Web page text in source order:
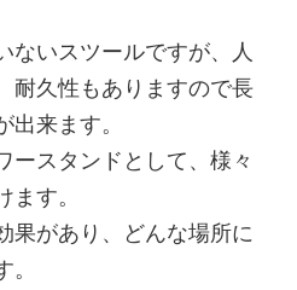
ないスツールですが、人
耐久性もありますので長
出来ます。
ースタンドとして、様々
す。
果があり、どんな場所に